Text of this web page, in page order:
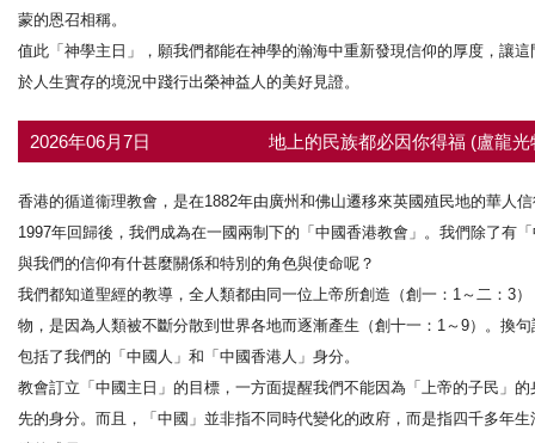
蒙的恩召相稱。
值此「神學主日」，願我們都能在神學的瀚海中重新發現信仰的厚度，讓
於人生實存的境況中踐行出榮神益人的美好見證。
2026年06月7日 地上的民族都必因你得福 (盧龍
香港的循道衞理教會，是在1882年由廣州和佛山遷移來英國殖民地的華人
1997年回歸後，我們成為在一國兩制下的「中國香港教會」。我們除了有
與我們的信仰有什甚麼關係和特別的角色與使命呢？
我們都知道聖經的教導，全人類都由同一位上帝所創造（創一：1～二：3
物，是因為人類被不斷分散到世界各地而逐漸產生（創十一：1～9）。換
包括了我們的「中國人」和「中國香港人」身分。
教會訂立「中國主日」的目標，一方面提醒我們不能因為「上帝的子民」
先的身分。而且，「中國」並非指不同時代變化的政府，而是指四千多年